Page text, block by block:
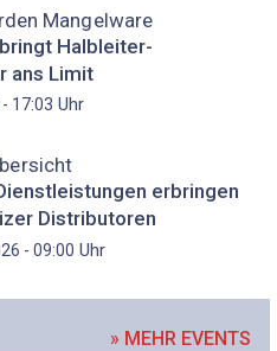
Mangelware
Halbleiter-
ans Limit
17:03 Uhr
erbringen
Distributoren
- 09:00 Uhr
» MEHR EVENTS